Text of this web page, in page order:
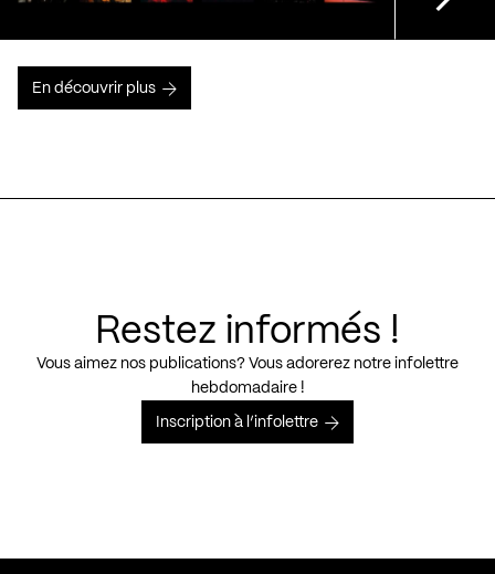
En découvrir plus
Restez informés !
Vous aimez nos publications? Vous adorerez notre infolettre
hebdomadaire !
Inscription à l’infolettre